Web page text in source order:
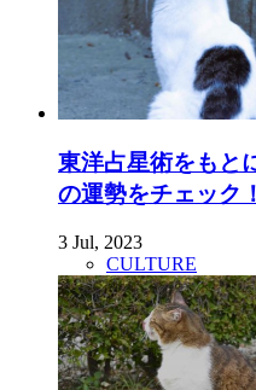
東洋占星術をもと
の運勢をチェック！
3 Jul, 2023
CULTURE